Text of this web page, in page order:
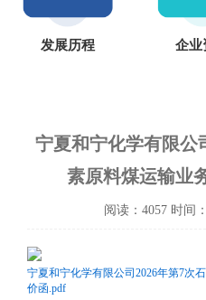
发展历程 企业
宁夏和宁化学有限公
素原料煤运输业
阅读：4057 时间
宁夏和宁化学有限公司2026年第7次
价函.pdf